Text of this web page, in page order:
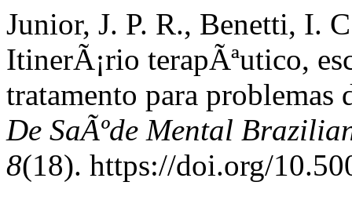
Junior, J. P. R., Benetti, I.
ItinerÃ¡rio terapÃªutico,
tratamento para problemas
De SaÃºde Mental
8(18). https://doi.org/